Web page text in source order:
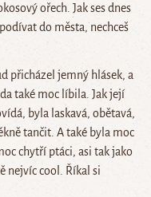
ořech. Jak ses dnes
do města, nechceš
přicházel jemný hlásek, a
také moc líbila. Jak její
byla laskavá, obětavá,
tančit. A také byla moc
chytří ptáci, asi tak jako
nejvíc cool. Říkal si